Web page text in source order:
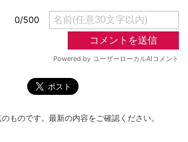
ものです。最新の内容をご確認ください。